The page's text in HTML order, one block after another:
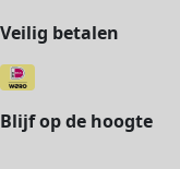
Veilig betalen
Blijf op de hoogte